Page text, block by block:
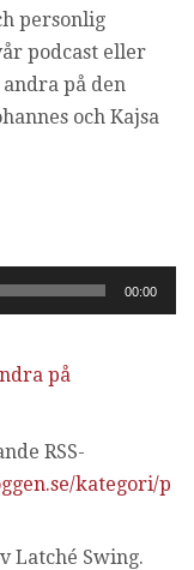
e
n
personlig
podcast eller
på den
och Kajsa
00:00
på
RSS-
kategori/p
Latché Swing.